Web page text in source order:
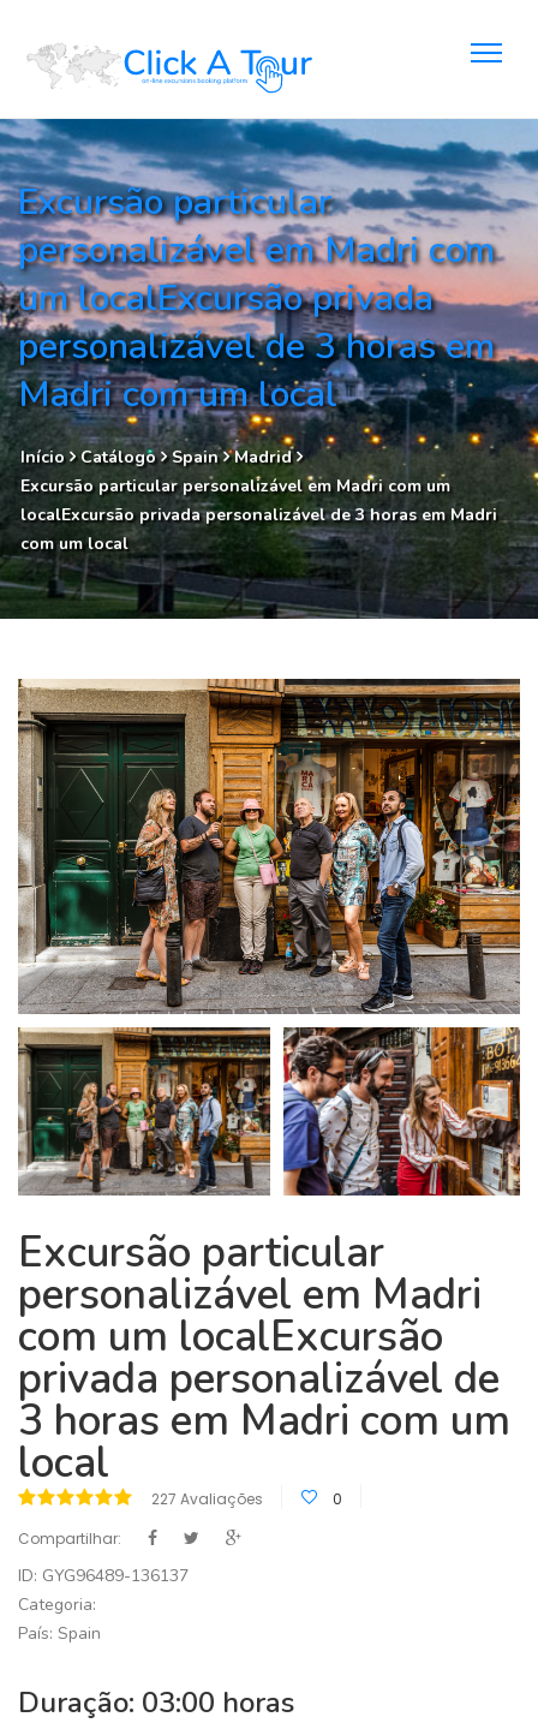
Excursão particular
personalizável em Madri com
um localExcursão privada
personalizável de 3 horas em
Madri com um local
Início Catálogo Spain Madrid
Excursão particular personalizável em Madri com um
localExcursão privada personalizável de 3 horas em Madri
com um local
Excursão particular
personalizável em Madri
com um localExcursão
privada personalizável de
3 horas em Madri com um
local
227 Avaliações
0
Compartilhar:
ID: GYG96489-136137
Categoria:
País: Spain
Duração: 03:00 horas